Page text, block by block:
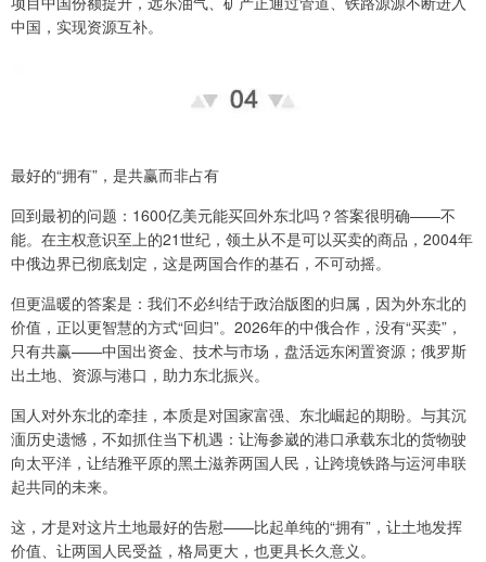
中国，实现资源互补。
最好的“拥有”，是共赢而非占有
回到最初的问题：1600亿美元能买回外东北吗？答案很明确——不
能。在主权意识至上的21世纪，领土从不是可以买卖的商品，2004年
中俄边界已彻底划定，这是两国合作的基石，不可动摇。
但更温暖的答案是：我们不必纠结于政治版图的归属，因为外东北的
价值，正以更智慧的方式“回归”。2026年的中俄合作，没有“买卖”，
只有共赢——中国出资金、技术与市场，盘活远东闲置资源；俄罗斯
出土地、资源与港口，助力东北振兴。
国人对外东北的牵挂，本质是对国家富强、东北崛起的期盼。与其沉
湎历史遗憾，不如抓住当下机遇：让海参崴的港口承载东北的货物驶
向太平洋，让结雅平原的黑土滋养两国人民，让跨境铁路与运河串联
起共同的未来。
这，才是对这片土地最好的告慰——比起单纯的“拥有”，让土地发挥
价值、让两国人民受益，格局更大，也更具长久意义。